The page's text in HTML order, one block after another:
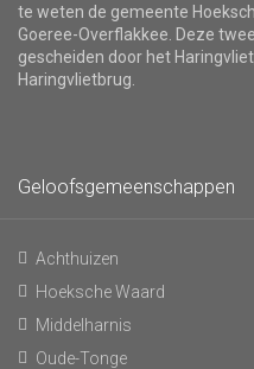
te weten de gemeente
Goeree-Overflakkee. Deze
gescheiden door het
Haringvlietbrug.
Geloofsgemeenschappen
Achthuizen
Hoeksche Waard
Middelharnis
Oude-Tonge